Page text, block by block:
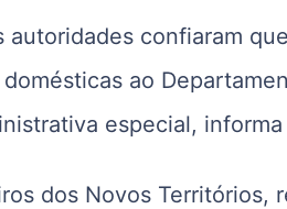
autoridades confiaram
ao
especial,
dos Novos Territórios,